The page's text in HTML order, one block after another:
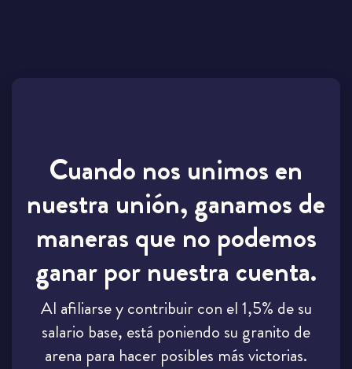
Cuando nos unimos en
nuestra unión, ganamos de
maneras que no podemos
ganar por nuestra cuenta.
Al afiliarse y contribuir con el 1,5% de su
salario base, está poniendo su granito de
arena para hacer posibles más victorias.